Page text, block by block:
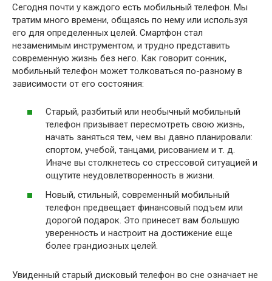
Сегодня почти у каждого есть мобильный телефон. Мы
тратим много времени, общаясь по нему или используя
его для определенных целей. Смартфон стал
незаменимым инструментом, и трудно представить
современную жизнь без него. Как говорит сонник,
мобильный телефон может толковаться по-разному в
зависимости от его состояния:
Старый, разбитый или необычный мобильный
телефон призывает пересмотреть свою жизнь,
начать заняться тем, чем вы давно планировали:
спортом, учебой, танцами, рисованием и т. д.
Иначе вы столкнетесь со стрессовой ситуацией и
ощутите неудовлетворенность в жизни.
Новый, стильный, современный мобильный
телефон предвещает финансовый подъем или
дорогой подарок. Это принесет вам большую
уверенность и настроит на достижение еще
более грандиозных целей.
Увиденный старый дисковый телефон во сне означает не